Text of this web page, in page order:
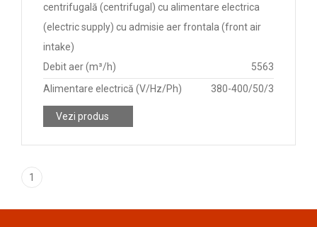
centrifugală (centrifugal) cu alimentare electrica
(electric supply) cu admisie aer frontala (front air
intake)
Debit aer (m³/h)
5563
Alimentare electrică (V/Hz/Ph)
380-400/50/3
Vezi produs
1